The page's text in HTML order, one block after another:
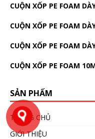
CUỘN XỐP PE FOAM
CUỘN XỐP PE FOAM
CUỘN XỐP PE FOAM
CUỘN XỐP PE FOAM
SẢN PHẨM
TRANG CHỦ
GIỚI THIỆU